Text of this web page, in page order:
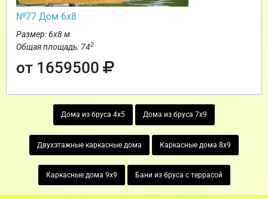
№77 Дом 6х8
Размер: 6х8 м
Общая площадь: 742
от 1659500
Дома из бруса 4х5 Дома из бруса 7х9
Двухэтажные каркасные дома Каркасные дома 8х9
Каркасные дома 9х9 Бани из бруса с террасой